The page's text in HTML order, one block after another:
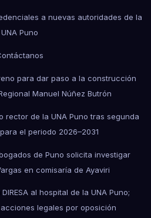
a nuevas autoridades de la
UNA Puno
para dar paso a la construcción
Manuel Núñez Butrón
rector de la UNA Puno tras segunda
el periodo 2026–2031
de Puno solicita investigar
en comisaría de Ayaviri
al hospital de la UNA Puno;
legales por oposición